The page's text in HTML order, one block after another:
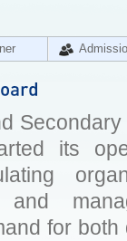
its
and
for